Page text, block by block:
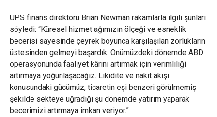
UPS finans direktörü Brian Newman rakamlarla ilgili şunları
söyledi: “Küresel hizmet ağımızın ölçeği ve esneklik
becerisi sayesinde çeyrek boyunca karşılaşılan zorlukların
üstesinden gelmeyi başardık. Önümüzdeki dönemde ABD
operasyonunda faaliyet kârını artırmak için verimliliği
artırmaya yoğunlaşacağız. Likidite ve nakit akışı
konusundaki gücümüz, ticaretin eşi benzeri görülmemiş
şekilde sekteye uğradığı şu dönemde yatırım yaparak
becerimizi artırmaya imkan veriyor.”